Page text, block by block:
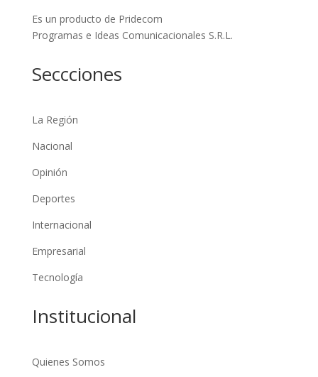
Es un producto de Pridecom
Programas e Ideas Comunicacionales S.R.L.
Seccciones
La Región
Nacional
Opinión
Deportes
Internacional
Empresarial
Tecnología
Institucional
Quienes Somos